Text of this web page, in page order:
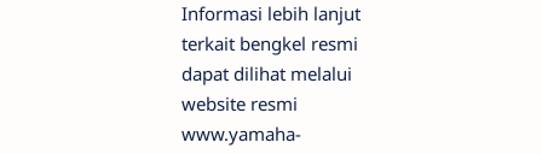
Informasi lebih lanjut
terkait bengkel resmi
dapat dilihat melalui
website resmi
www.yamaha-